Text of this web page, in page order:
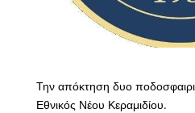
Την απόκτηση δυο
Εθνικός Νέου Κεραμιδίου.